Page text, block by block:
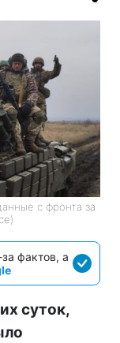
с фронта за
фактов, а
суток,